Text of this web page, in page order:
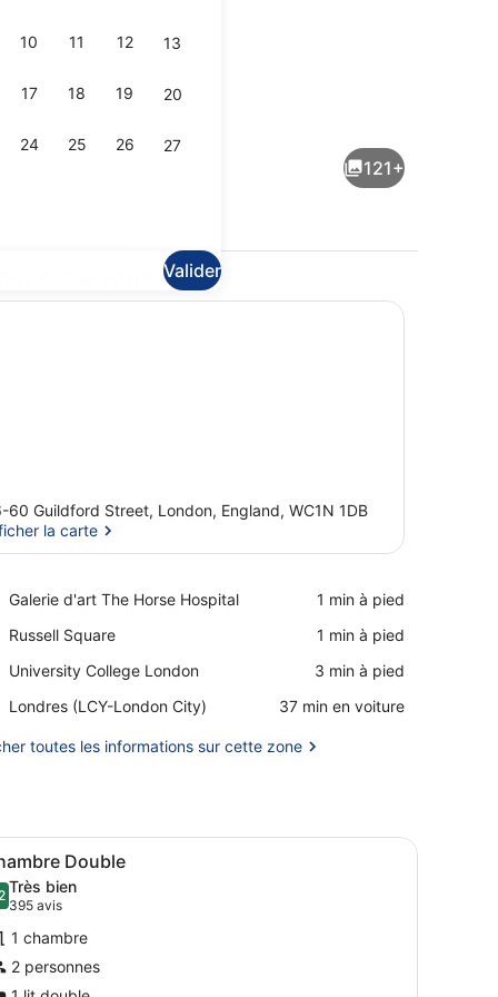
10 11 12 13
17 18 19 20
24 25 26 27
Valider
Sert le déjeuner et le dîner
121+
60 Guildford Street, London, England, WC1N 1DB
la carte
Galerie d'art The Horse Hospital
Place,
d'art
Horse
Hospital
‪1 min à pied‬
Russell Square
Place,
Square
‪1 min à pied‬
University College London
Place,
College
‪3 min à pied‬
Londres (LCY-London City)
Airport,
(LCY-
‪37 min en voiture‬
toutes les informations sur cette zone
rideaux et un mur orné d’une image imprimée.
une tête de lit ornée d’une fresque, une table de chevet avec un
Une chambre d’hôtel avec un grand lit,
7 Double
sur 10
Très bien
395 avis
(395 avis)
1 chambre
2 personnes